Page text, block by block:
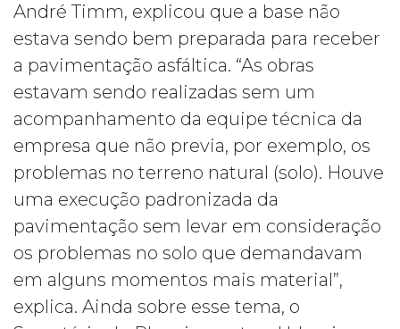
André Timm, explicou que a base não
estava sendo bem preparada para receber
a pavimentação asfáltica. “As obras
estavam sendo realizadas sem um
acompanhamento da equipe técnica da
empresa que não previa, por exemplo, os
problemas no terreno natural (solo). Houve
uma execução padronizada da
pavimentação sem levar em consideração
os problemas no solo que demandavam
em alguns momentos mais material”,
explica. Ainda sobre esse tema, o